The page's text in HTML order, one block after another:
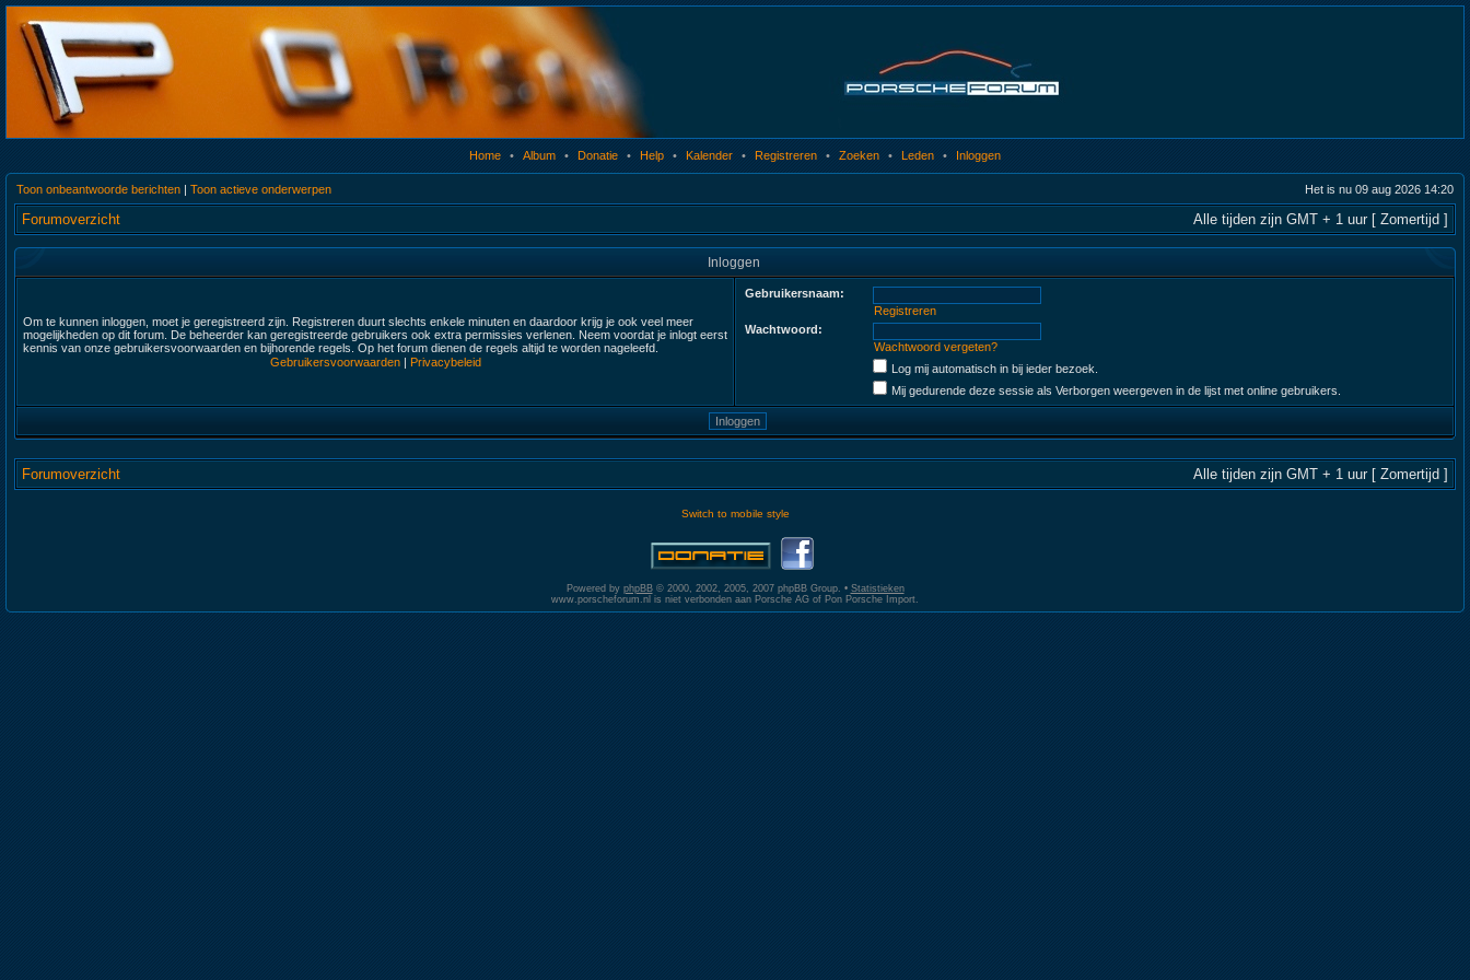
Home • Album • Donatie • Help • Kalender • Registreren • Zoeken • Leden • Inloggen
Toon onbeantwoorde berichten | Toon actieve onderwerpen Het is nu 09 aug 2026 14:20
Forumoverzicht Alle tijden zijn GMT + 1 uur [ Zomertijd ]
Inloggen
Om te kunnen inloggen, moet je geregistreerd zijn. Registreren duurt slechts enkele minuten en daardoor krijg je ook veel meer
mogelijkheden op dit forum. De beheerder kan geregistreerde gebruikers ook extra permissies verlenen. Neem voordat je inlogt eerst
kennis van onze gebruikersvoorwaarden en bijhorende regels. Op het forum dienen de regels altijd te worden nageleefd.
Gebruikersvoorwaarden| Privacybeleid
Gebruikersnaam:
Registreren
Wachtwoord:
Wachtwoord vergeten?
Log mij automatisch in bij ieder bezoek.
Mij gedurende deze sessie als Verborgen weergeven in de lijst met online gebruikers.
Forumoverzicht Alle tijden zijn GMT + 1 uur [ Zomertijd ]
Switch to mobile style
Powered by phpBB© 2000, 2002, 2005, 2007 phpBB Group. • Statistieken
www.porscheforum.nl is niet verbonden aan Porsche AG of Pon Porsche Import.